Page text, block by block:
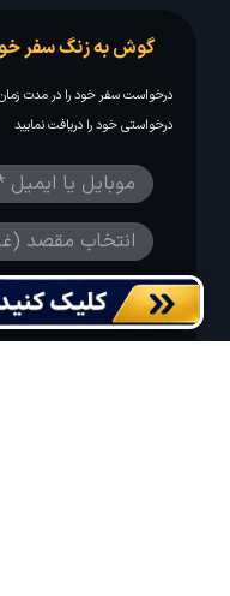
گوش به زنگ سفر
درخواست سفر خود را در مدت
درخواستی خود را دریافت نمایید